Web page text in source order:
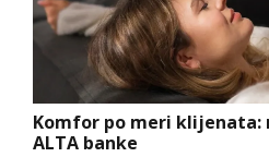
Komfor po meri klijenata:
ALTA banke